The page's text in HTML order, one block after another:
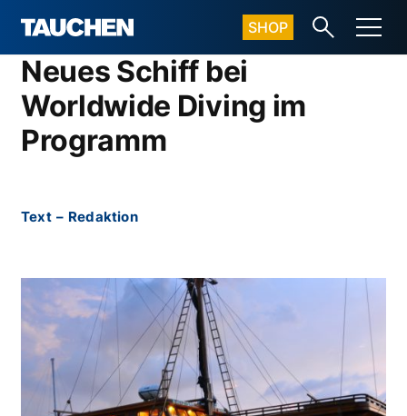
SHOP
Neues Schiff bei
Worldwide Diving im
Programm
Text – Redaktion